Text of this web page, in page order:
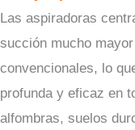
Las aspiradoras
succión mucho
convencionales, lo
profunda y eficaz en
alfombras, suelos